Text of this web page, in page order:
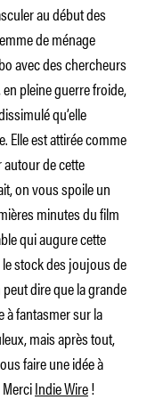
au début des
de ménage
avec des chercheurs
pleine guerre froide,
qu’elle
Elle est attirée comme
de cette
on vous spoile un
minutes du film
qui augure cette
stock des joujous de
dire que la grande
à fantasmer sur la
mais après tout,
faire une idée à
Indie Wire!